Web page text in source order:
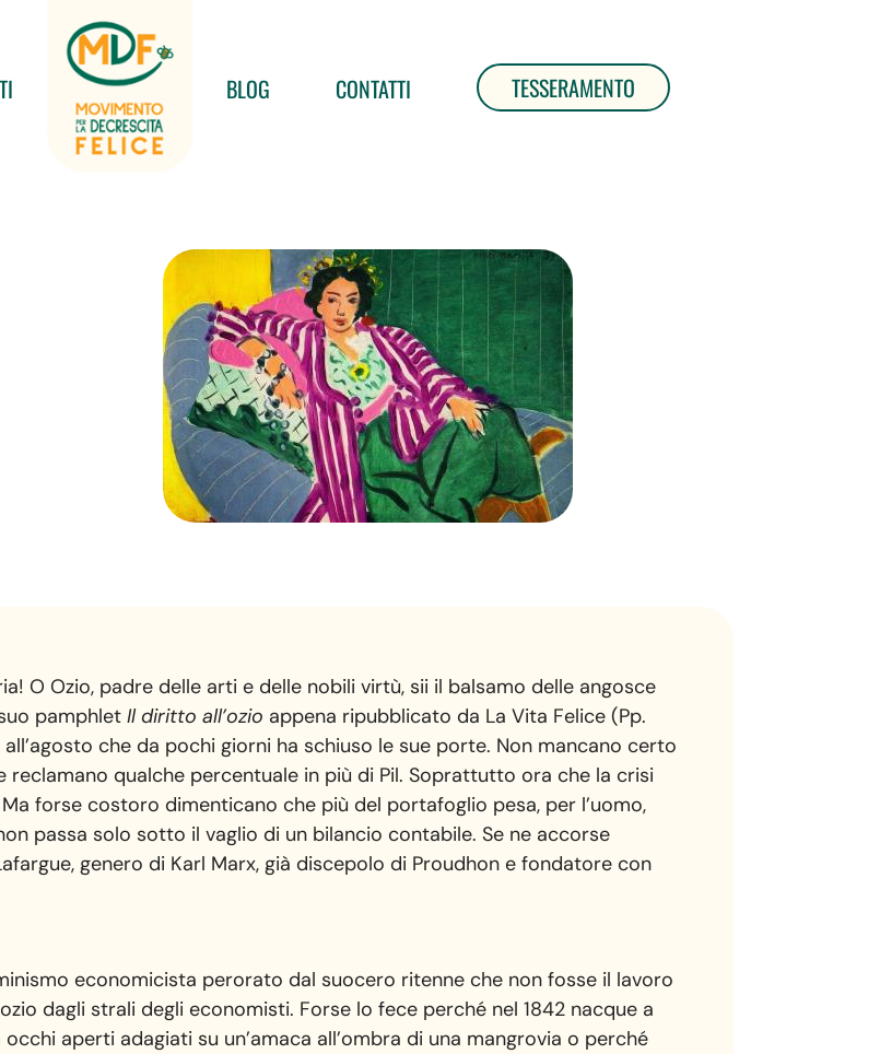
BLOG CONTATTI TESSERAMENTO
O Ozio, padre delle arti e delle nobili virtù, sii il balsamo delle angosce
pamphletIl diritto all’ozio appena ripubblicato da La Vita Felice (Pp.
che da pochi giorni ha schiuso le sue porte. Non mancano certo
reclamano qualche percentuale in più di Pil. Soprattutto ora che la crisi
forse costoro dimenticano che più del portafoglio pesa, per l’uomo,
passa solo sotto il vaglio di un bilancio contabile. Se ne accorse
genero di Karl Marx, già discepolo di Proudhon e fondatore con
economicista perorato dal suocero ritenne che non fosse il lavoro
dagli strali degli economisti. Forse lo fece perché nel 1842 nacque a
aperti adagiati su un’amaca all’ombra di una mangrovia o perché